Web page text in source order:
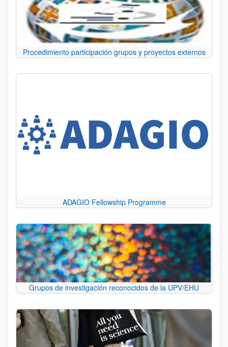
Procedimiento participación grupos y proyectos externos
ADAGIO Fellowship Programme
Grupos de investigación reconocidos de la UPV/EHU